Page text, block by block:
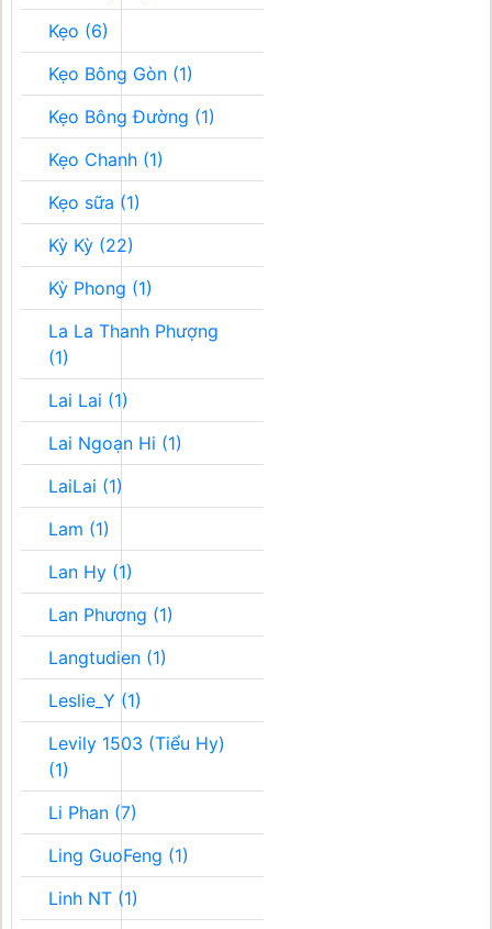
Kẹo (6)
Kẹo Bông Gòn (1)
Kẹo Bông Đường (1)
Kẹo Chanh (1)
Kẹo sữa (1)
Kỳ Kỳ (22)
Kỳ Phong (1)
La La Thanh Phượng
(1)
Lai Lai (1)
Lai Ngoạn Hi (1)
LaiLai (1)
Lam (1)
Lan Hy (1)
Lan Phương (1)
Langtudien (1)
Leslie_Y (1)
Levily 1503 (Tiểu Hy)
(1)
Li Phan (7)
Ling GuoFeng (1)
Linh NT (1)